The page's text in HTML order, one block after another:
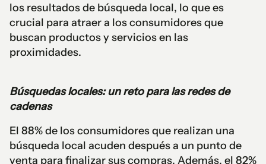
los resultados de búsqueda local, lo que es
crucial para atraer a los consumidores que
buscan productos y servicios en las
proximidades.
Búsquedas locales: un reto para las redes de
cadenas
El 88% de los consumidores que realizan una
búsqueda local acuden después a un punto de
venta para finalizar sus compras. Además, el 82%